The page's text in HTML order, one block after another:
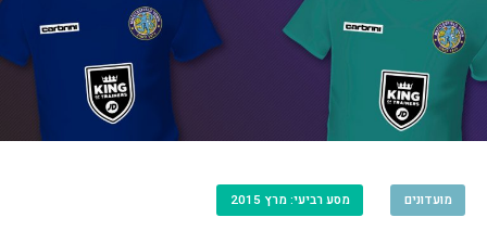
מועדונים מסע רביעי: מרץ 2015